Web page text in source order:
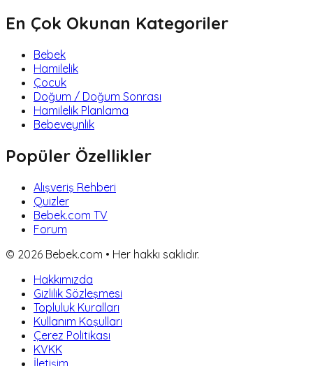
En Çok Okunan Kategoriler
Bebek
Hamilelik
Çocuk
Doğum / Doğum Sonrası
Hamilelik Planlama
Bebeveynlik
Popüler Özellikler
Alışveriş Rehberi
Quizler
Bebek.com TV
Forum
© 2026 Bebek.com • Her hakkı saklıdır.
Hakkımızda
Gizlilik Sözleşmesi
Topluluk Kuralları
Kullanım Koşulları
Çerez Politikası
KVKK